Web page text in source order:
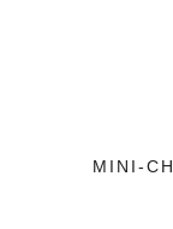
MINI-